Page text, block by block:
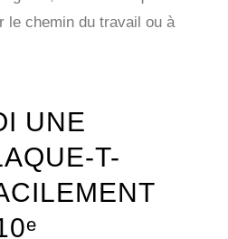
le chemin du travail ou à
UNE
T-